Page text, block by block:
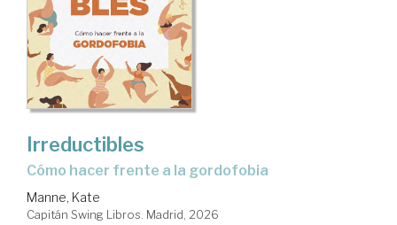
Irreductibles
Cómo hacer frente a la gordofobia
Manne, Kate
Capitán Swing Libros. Madrid, 2026